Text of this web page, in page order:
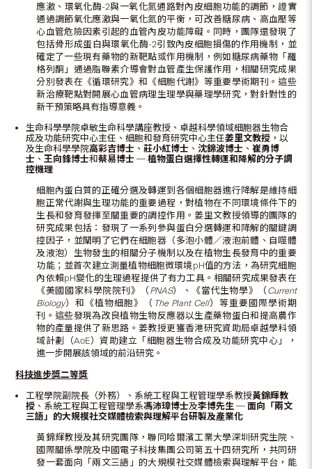
應激、環氧化酶-2與一氧化氮通路對內皮細胞功能的調節，證實
通過調節氧化應激與一氧化氮的平衡，可改善糖尿病、高血壓等
心血管危險因素引起的血管內皮功能障礙。同時，團隊還發現了
包括骨形成蛋白與環氧化酶-2引致內皮細胞損傷的作用機制，並
確定了一些現有藥物的新靶點或作用機制，例如糖尿病藥物「羅
格列酮」通過脂聯素介導會對血管產生保護作用，相關研究成果
分別發表在《循環研究》和《細胞代謝》等重要學術期刊。這些
新治療靶點對開展心血管病理生理學與藥理學研究，對針對性的
新干預策略具有指導意義。
生命科學學院卓敏生命科學講座教授、卓越科學領域細胞器生物合
成及功能研究中心主任、細胞和發育研究中心主任姜里文教授，以
及生命科學學院高彩吉博士、 莊小紅博士、 沈錦波博士、 崔勇博
士、 王向鋒博士和蔡易博士─ 植物蛋白選擇性轉運和降解的分子調
控機理
細胞內蛋白質的正確分選及轉運到各個細胞器進行降解是維持細
胞正常代謝與生理功能的重要過程，對植物在不同環境條件下的
生長和發育發揮至關重要的調控作用。姜里文教授領導的團隊的
研究成果包括：發現了一系列參與蛋白分選轉運和降解的關鍵調
控因子，並闡明了它們在細胞器（多泡小體／液泡前體、自噬體
及液泡）生物發生的相關分子機制以及在植物生長發育中的重要
功能；並首次建立測量植物細胞微環境pH值的方法，為研究細胞
內依賴pH變化的生理過程提供了有力工具。相關研究成果發表在
《美國國家科學院院刊》（ PNAS）、《當代生物學》（ Current
Biology）和《植物細胞》（ The Plant Cell）等重要國際學術期
刊。這些發現為改良植物生物反應器以生產藥物蛋白和提高農作
物的產量提供了新思路。姜教授更獲香港研究資助局卓越學科領
域計劃（AoE）資助建立「細胞器生物合成及功能研究中心」，
進一步開展該領域的前沿研究。
科技進步獎二等獎
工程學院副院長（外務）、系統工程與工程管理學系教授黃錦輝教
授、系統工程與工程管理學系馮沛璋博士及李博先生─ 面向「兩文
三語」的大規模社交媒體檢索與理解平台研製及產業化
黃錦輝教授及其研究團隊，聯同哈爾濱工業大學深圳研究生院、
國際關係學院及中國電子科技集團公司第五十四研究所，共同研
發一套面向「兩文三語」的大規模社交媒體檢索與理解平台，能